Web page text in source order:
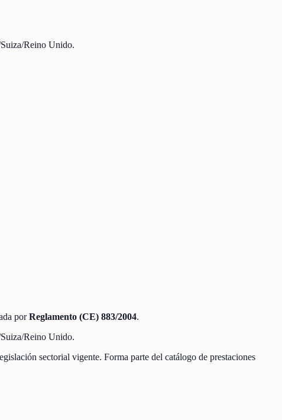
Reino Unido.
porReglamento (CE) 883/2004.
Reino Unido.
sectorial vigente. Forma parte del catálogo de prestaciones